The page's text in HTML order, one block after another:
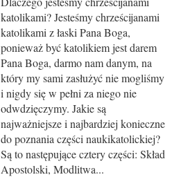
katolikami? Jesteśmy chrześcijanami
katolikami z łaski Pana Boga,
ponieważ być katolikiem jest darem
Pana Boga, darmo nam danym, na
który my sami zasłużyć nie mogliśmy
i nigdy się w pełni za niego nie
odwdzięczymy. Jakie są
najważniejsze i najbardziej konieczne
do poznania części naukikatolickiej?
Są to następujące cztery części: Skład
Apostolski, Modlitwa...